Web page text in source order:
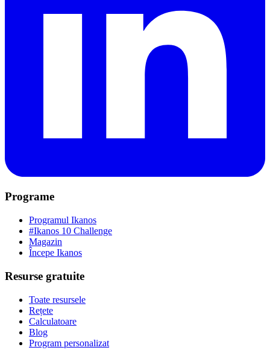
Programe
Programul Ikanos
#Ikanos 10 Challenge
Magazin
Începe Ikanos
Resurse gratuite
Toate resursele
Rețete
Calculatoare
Blog
Program personalizat